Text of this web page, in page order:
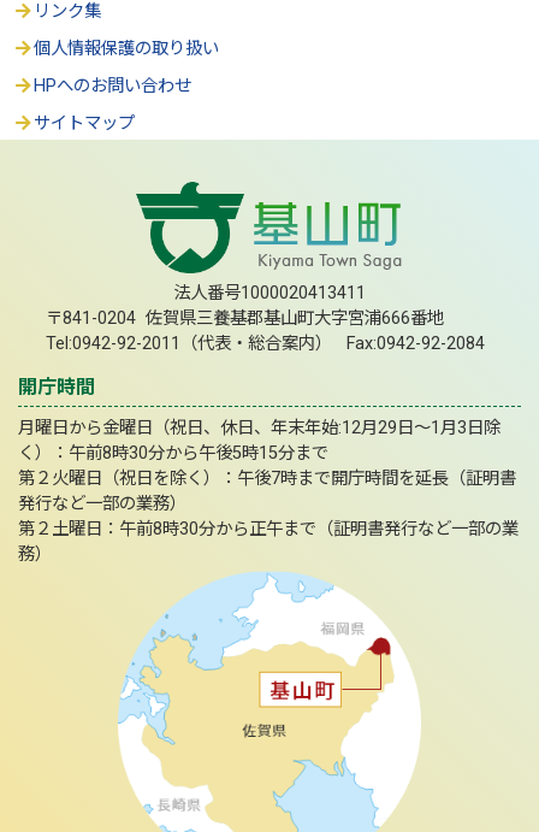
リンク集
個人情報保護の取り扱い
HPへのお問い合わせ
サイトマップ
法人番号1000020413411
〒841-0204 佐賀県三養基郡基山町大字宮浦666番地
Tel:0942-92-2011（代表・総合案内） Fax:0942-92-2084
開庁時間
月曜日から金曜日（祝日、休日、年末年始:12月29日～1月3日除
く）：午前8時30分から午後5時15分まで
第２火曜日（祝日を除く）：午後7時まで開庁時間を延長（証明書
発行など一部の業務）
第２土曜日：午前8時30分から正午まで（証明書発行など一部の業
務）